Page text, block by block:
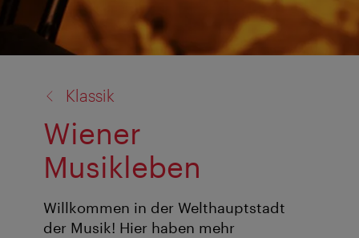
Klassik
Wiener
Musikleben
Willkommen in der Welthauptstadt
der Musik! Hier haben mehr